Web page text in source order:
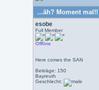
...äh? Moment
esobe
Full Member
Offline
Here comes the SAN
Beiträge: 150
Bayreuth
Geschlecht: